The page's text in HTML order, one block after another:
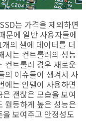
는 가격을 제외하면
문에 일반 사용자들에
의 셀에 데이터를 더
서는 컨트롤러의 성능
컨트롤러 경우 새로운
의 이슈들이 생겨서 사
에는 인텔이 사용하면
괜찮은 모습을 보여
월등하게 높은 성능은
보여주고 안정성도